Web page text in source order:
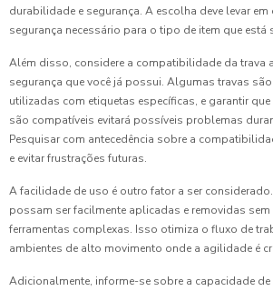
durabilidade e segurança. A escolha deve levar
segurança necessário para o tipo de item que
Além disso, considere a compatibilidade da trava
segurança que você já possui. Algumas travas
utilizadas com etiquetas específicas, e garantir
são compatíveis evitará possíveis problemas
Pesquisar com antecedência sobre a
e evitar frustrações futuras.
A facilidade de uso é outro fator a ser
possam ser facilmente aplicadas e removidas sem
ferramentas complexas. Isso otimiza o fluxo de
ambientes de alto movimento onde a agilidade é
Adicionalmente, informe-se sobre a capacidade